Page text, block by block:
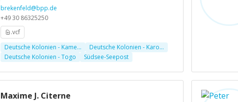
brekenfeld@bpp.de
+49 30 86325250
.vcf
Deutsche Kolonien - Kame...
Deutsche Kolonien - Karo...
Deutsche Kolonien - Togo
Südsee-Seepost
Maxime J. Citerne